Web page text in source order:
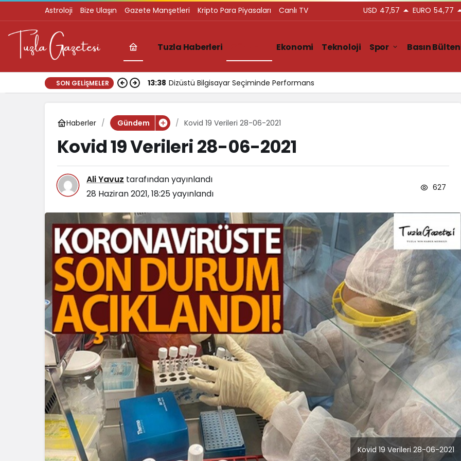
Astroloji Bize Ulaşın Gazete Manşetleri Kripto Para Piyasaları Canlı TV USD 47,57 EURO 54,77
Tuzla Haberleri Ekonomi Teknoloji Spor Basın
SON GELIŞMELER 13:38 Dizüstü Bilgisayar Seçiminde Performans
Haberler Gündem Kovid 19 Verileri 28-06-2021
Kovid 19 Verileri 28-06-2021
Ali Yavuz tarafından yayınlandı
28 Haziran 2021, 18:25yayınlandı
627
Kovid 19 Verileri 28-06-2021
Dizüstü Bilgisayar
Seçiminde Performans
Blog
İstanbul Anadolu Yakası
Temizlik Hizmetleri